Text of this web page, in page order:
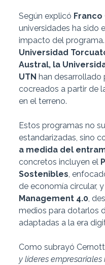
Según explicó
universidades ha sido
impacto del
Universidad
Austral, la
UTN han
cocreados a partir de
en el terreno.
Estos programas no
estandarizadas, sino
a medida del
concretos incluyen el
Sostenibles,
de economía circular,
Management 4.0,
medios para dotarlos
adaptadas a la era
Como subrayó
y líderes